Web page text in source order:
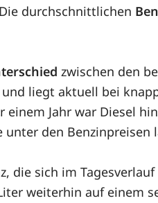
durchschnittlichen
zwischen den
liegt aktuell bei
einem Jahr war Diesel
unter den
die sich im
weiterhin auf einem